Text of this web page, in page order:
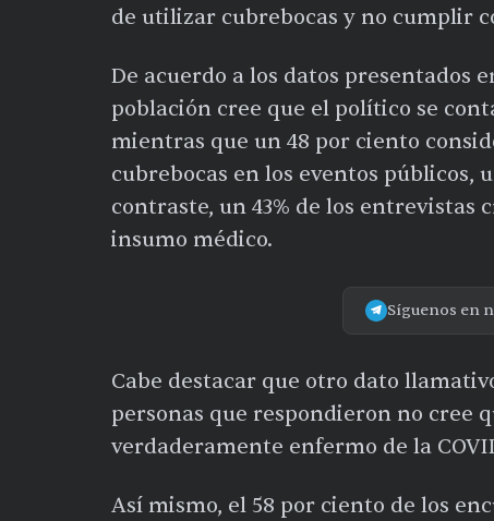
de utilizar cubrebocas y no cumplir
De acuerdo a los datos presentados
población cree que el político se
mientras que un 48 por ciento
cubrebocas en los eventos públicos,
contraste, un 43% de los entrevistas
insumo médico.
Síguenos en
Cabe destacar que otro dato
personas que respondieron no cree
verdaderamente enfermo de la
Así mismo, el 58 por ciento de los